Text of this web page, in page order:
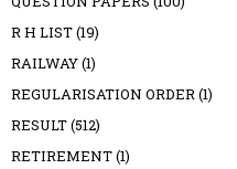
R H LIST(19)
RAILWAY(1)
REGULARISATION ORDER(1)
RESULT(512)
RETIREMENT(1)